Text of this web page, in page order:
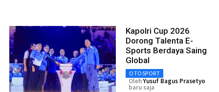
Kapolri Cup 2026
Dorong Talenta E-
Sports Berdaya Saing
Global
OTOSPORT
OlehYusuf Bagus Prasetyo
baru saja